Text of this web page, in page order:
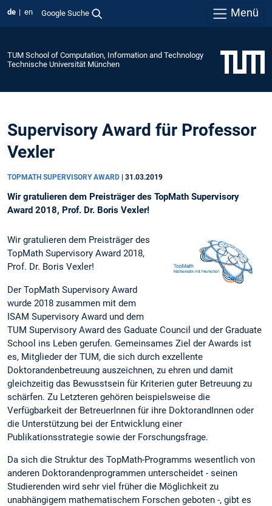
de en Google Suche Menü
TUM School of Computation, Information and Technology
Technische Universität München
Supervisory Award für Professor
Vexler
TOPMATH SUPERVISORY AWARD 31.03.2019
Wir gratulieren dem Preisträger des TopMath Supervisory
Award 2018, Prof. Dr. Boris Vexler!
Wir gratulieren dem Preisträger des
TopMath Supervisory Award 2018,
Prof. Dr. Boris Vexler!
Der TopMath Supervisory Award
wurde 2018 zusammen mit dem
ISAM Supervisory Award und dem
TUM Supervisory Award des Gaduate Council und der Graduate
School ins Leben gerufen. Gemeinsames Ziel der Awards ist
es, Mitglieder der TUM, die sich durch exzellente
Doktorandenbetreuung auszeichnen, zu ehren und damit
gleichzeitig das Bewusstsein für Kriterien guter Betreuung zu
schärfen. Zu Letzteren gehören beispielsweise die
Verfügbarkeit der BetreuerInnen für ihre DoktorandInnen oder
die Unterstützung bei der Entwicklung einer
Publikationsstrategie sowie der Forschungsfrage.
Da sich die Struktur des TopMath-Programms wesentlich von
anderen Doktorandenprogrammen unterscheidet - seinen
Studierenden wird sehr viel früher die Möglichkeit zu
unabhängigem mathematischem Forschen geboten -, gibt es